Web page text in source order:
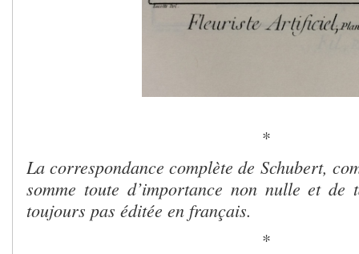
*
La correspondance complète de Schubert,
somme toute d’importance non nulle et de
toujours pas éditée en français.
*